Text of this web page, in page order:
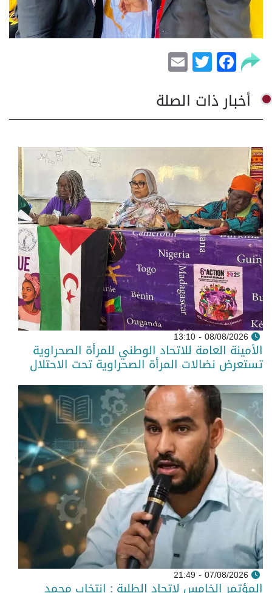
Facebook
Twitter
أخبار ذات الصلة
08/08/2026 - 13:10
الأمينة العامة للاتحاد الوطني للمرأة الصحراوية
تستعرض نضالات المرأة الصحراوية تحت الاحتلال
07/08/2026 - 21:49